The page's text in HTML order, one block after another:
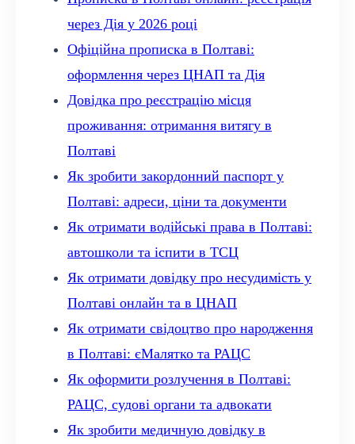
через Дія у 2026 році
Офіційна прописка в Полтаві:
оформлення через ЦНАП та Дія
Довідка про реєстрацію місця
проживання: отримання витягу в
Полтаві
Як зробити закордонний паспорт у
Полтаві: адреси, ціни та документи
Як отримати водійські права в Полтаві:
автошколи та іспити в ТСЦ
Як отримати довідку про несудимість у
Полтаві онлайн та в ЦНАП
Як отримати свідоцтво про народження
в Полтаві: єМалятко та РАЦС
Як оформити розлучення в Полтаві:
РАЦС, судові органи та адвокати
Як зробити медичную довідку в